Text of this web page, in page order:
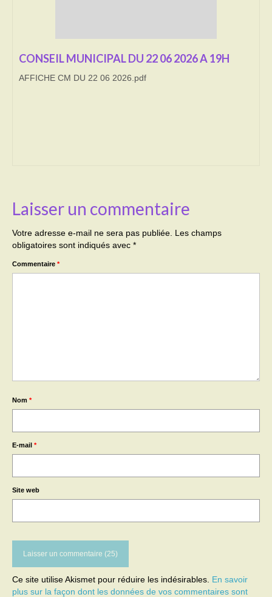
Culte
CONSEIL MUNICIPAL DU 22 06 2026 A 19H
AFFICHE CM DU 22 06 2026.pdf
Laisser un commentaire
Votre adresse e-mail ne sera pas publiée. Les champs
obligatoires sont indiqués avec *
Commentaire *
Nom *
E-mail *
Site web
Ce site utilise Akismet pour réduire les indésirables. En savoir
plus sur la façon dont les données de vos commentaires sont